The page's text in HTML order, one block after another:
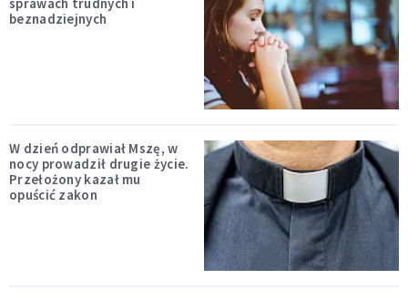
beznadziejnych
W dzień odprawiał Mszę, w
nocy prowadził drugie życie.
Przełożony kazał mu
opuścić zakon